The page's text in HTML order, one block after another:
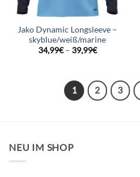
Jako Dynamic Longsleeve –
skyblue/weiß/marine
34,99€– 39,99€
1 2 3
NEU IM SHOP